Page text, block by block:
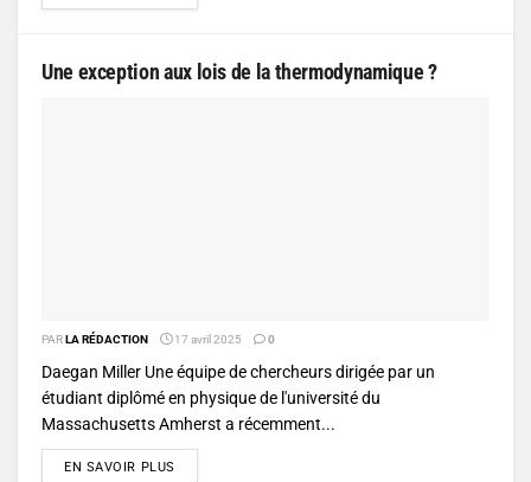
Une exception aux lois de la thermodynamique ?
PARLA RÉDACTION 17 avril 2025 0
Daegan Miller Une équipe de chercheurs dirigée par un
étudiant diplômé en physique de l'université du
Massachusetts Amherst a récemment...
EN SAVOIR PLUS